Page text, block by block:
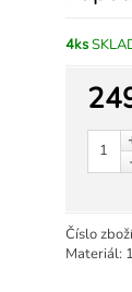
4ks
Číslo
Materiál: